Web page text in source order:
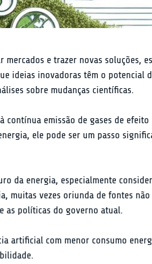
e trazer novas soluções,
ideias inovadoras têm o
sobre mudanças científicas.
contínua emissão de gases de
ele pode ser um passo
da energia, especialmente
muitas vezes oriunda de fontes
as políticas do governo atual.
artificial com menor consumo